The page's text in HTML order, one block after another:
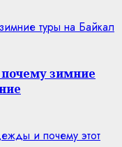
туры на Байкал
зимние
и почему этот